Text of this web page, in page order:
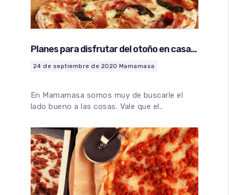
Planes para disfrutar del otoño en casa
24 de septiembre de 2020 Mamamasa
En Mamamasa somos muy de buscarle el
lado bueno a las cosas. Vale que el..